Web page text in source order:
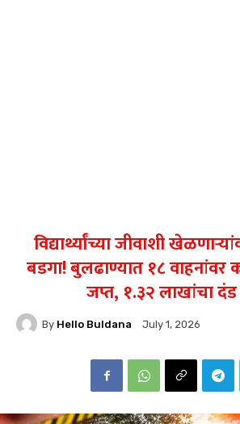
विद्यार्थ्यांच्या जीवाशी
बडगा! बुलढाण्यात १८ वाहनांवर
जप्त, १.३२ लाखांचा
By Hello Buldana July 1, 2026